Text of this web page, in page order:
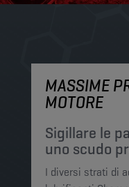
MASSIME
MOTORE
Sigillare le
uno scudo
I diversi strati di